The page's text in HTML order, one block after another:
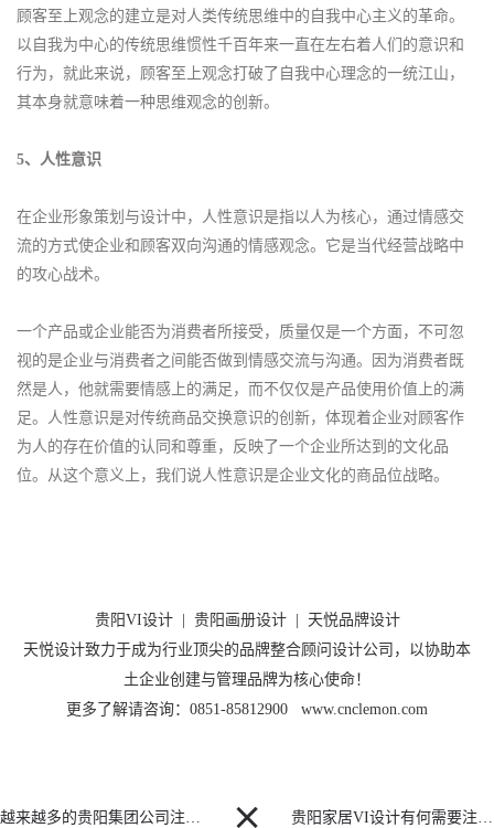
顾客至上观念的建立是对人类传统思维中的自我中心主义的革命。
以自我为中心的传统思维惯性千百年来一直在左右着人们的意识和
行为，就此来说，顾客至上观念打破了自我中心理念的一统江山，
其本身就意味着一种思维观念的创新。
5、人性意识
在企业形象策划与设计中，人性意识是指以人为核心，通过情感交
流的方式使企业和顾客双向沟通的情感观念。它是当代经营战略中
的攻心战术。
一个产品或企业能否为消费者所接受，质量仅是一个方面，不可忽
视的是企业与消费者之间能否做到情感交流与沟通。因为消费者既
然是人，他就需要情感上的满足，而不仅仅是产品使用价值上的满
足。人性意识是对传统商品交换意识的创新，体现着企业对顾客作
为人的存在价值的认同和尊重，反映了一个企业所达到的文化品
位。从这个意义上，我们说人性意识是企业文化的商品位战略。
贵阳VI设计 | 贵阳画册设计 |
天悦品牌设计
天悦设计致力于成为行业顶尖的品牌整合顾问设计公司，以协助本
土企业创建与管理品牌为核心使命！
更多了解请咨询：0851-85812900 www.cnclemon.com
